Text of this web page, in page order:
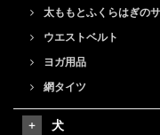
太ももとふくらはぎの
ウエストベルト
ヨガ用品
網タイツ
犬